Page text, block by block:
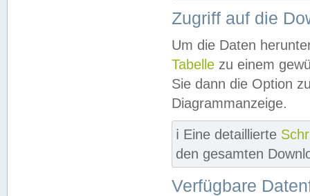
Zugriff auf die
Um die Daten
Tabelle zu einem
Sie dann die Option
Diagrammanzeige.
ℹ️ Eine detaillierte
den gesamten
Verfügbare